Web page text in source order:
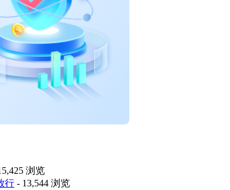
浏览
行 - 13,544 浏览